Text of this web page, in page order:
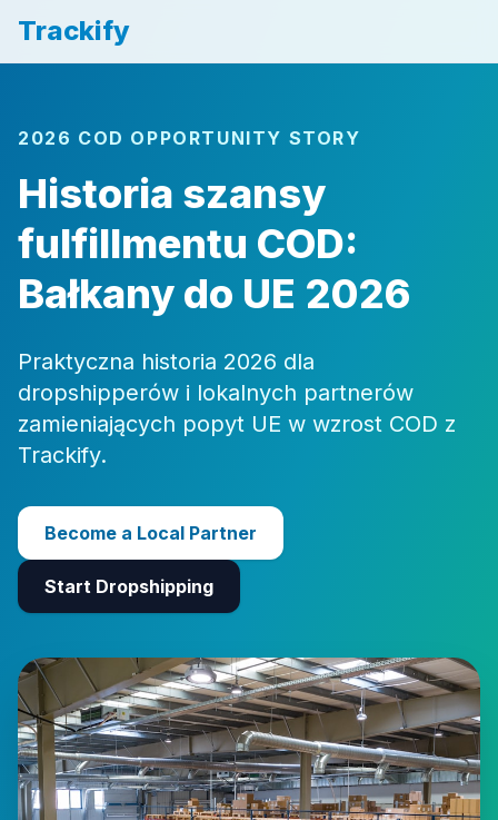
Trackify
2026 COD OPPORTUNITY STORY
Historia szansy
fulfillmentu COD:
Bałkany do UE 2026
Praktyczna historia 2026 dla
dropshipperów i lokalnych partnerów
zamieniających popyt UE w wzrost COD z
Trackify.
Become a Local Partner
Start Dropshipping